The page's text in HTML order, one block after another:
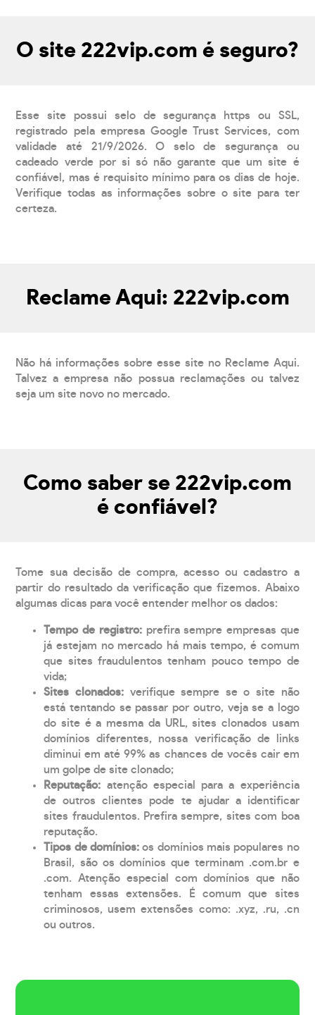
O site 222vip.com é seguro?
Esse site possui selo de segurança https ou SSL,
registrado pela empresa Google Trust Services, com
validade até 21/9/2026. O selo de segurança ou
cadeado verde por si só não garante que um site é
confiável, mas é requisito mínimo para os dias de hoje.
Verifique todas as informações sobre o site para ter
certeza.
Reclame Aqui: 222vip.com
Não há informações sobre esse site no Reclame Aqui.
Talvez a empresa não possua reclamações ou talvez
seja um site novo no mercado.
Como saber se 222vip.com
é confiável?
Tome sua decisão de compra, acesso ou cadastro a
partir do resultado da verificação que fizemos. Abaixo
algumas dicas para você entender melhor os dados:
Tempo de registro: prefira sempre empresas que
já estejam no mercado há mais tempo, é comum
que sites fraudulentos tenham pouco tempo de
vida;
Sites clonados: verifique sempre se o site não
está tentando se passar por outro, veja se a logo
do site é a mesma da URL, sites clonados usam
domínios diferentes, nossa verificação de links
diminui em até 99% as chances de vocês cair em
um golpe de site clonado;
Reputação: atenção especial para a experiência
de outros clientes pode te ajudar a identificar
sites fraudulentos. Prefira sempre, sites com boa
reputação.
Tipos de domínios:os domínios mais populares no
Brasil, são os domínios que terminam .com.br e
.com. Atenção especial com domínios que não
tenham essas extensões. É comum que sites
criminosos, usem extensões como: .xyz, .ru, .cn
ou outros.